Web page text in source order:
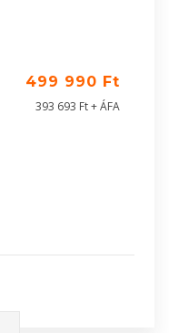
499 990 Ft
393 693 Ft + ÁFA